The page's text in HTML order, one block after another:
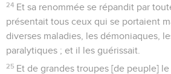
24 Et sa renommée se répandit par
présentait tous ceux qui se portaient
diverses maladies, les démoniaques,
paralytiques ; et il les guérissait.
25 Et de grandes troupes [de peuple]